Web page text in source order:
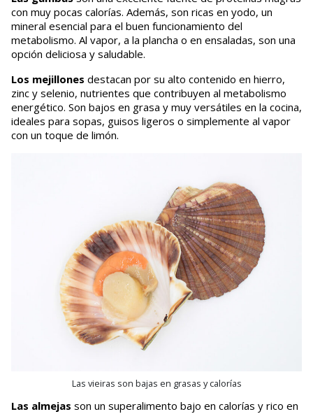
con muy pocas calorías. Además, son ricas en yodo, un
mineral esencial para el buen funcionamiento del
metabolismo. Al vapor, a la plancha o en ensaladas, son una
opción deliciosa y saludable.
Los mejillones destacan por su alto contenido en hierro,
zinc y selenio, nutrientes que contribuyen al metabolismo
energético. Son bajos en grasa y muy versátiles en la cocina,
ideales para sopas, guisos ligeros o simplemente al vapor
con un toque de limón.
Las vieiras son bajas en grasas y calorías
Las almejas son un superalimento bajo en calorías y rico en